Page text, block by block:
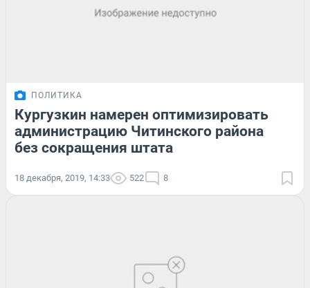
ПОЛИТИКА
Кургузкин намерен оптимизировать
администрацию Читинского района
без сокращения штата
18 декабря, 2019, 14:33 522 8